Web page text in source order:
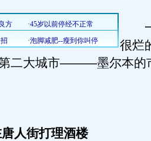
一
很烂
二大城市———墨尔本的
人街打理酒楼